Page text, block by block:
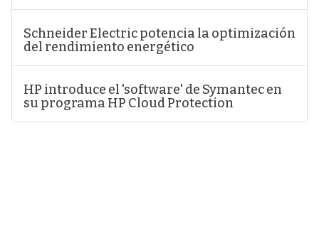
Schneider Electric potencia la optimización
del rendimiento energético
HP introduce el 'software' de Symantec en
su programa HP Cloud Protection